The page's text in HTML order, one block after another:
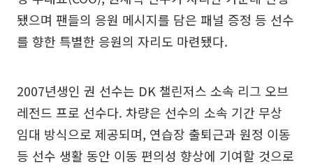
됐으며 팬들의 응원 메시지를 담은 패널 증정 등 선수
를 향한 특별한 응원의 자리도 마련됐다.
2007년생인 권 선수는 DK 챌린저스 소속 리그 오브
레전드 프로 선수다. 차량은 선수의 소속 기간 무상
임대 방식으로 제공되며, 연습장 출퇴근과 원정 이동
등 선수 생활 동안 이동 편의성 향상에 기여할 것으로